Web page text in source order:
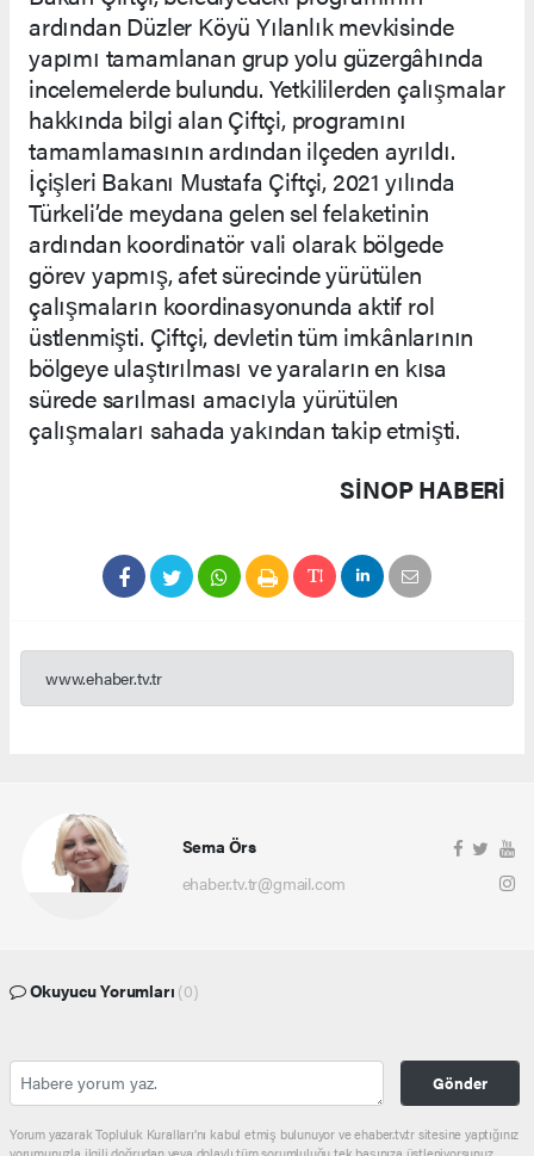
ardından Düzler Köyü Yılanlık mevkisinde
yapımı tamamlanan grup yolu güzergâhında
incelemelerde bulundu. Yetkililerden çalışmalar
hakkında bilgi alan Çiftçi, programını
tamamlamasının ardından ilçeden ayrıldı.
İçişleri Bakanı Mustafa Çiftçi, 2021 yılında
Türkeli’de meydana gelen sel felaketinin
ardından koordinatör vali olarak bölgede
görev yapmış, afet sürecinde yürütülen
çalışmaların koordinasyonunda aktif rol
üstlenmişti. Çiftçi, devletin tüm imkânlarının
bölgeye ulaştırılması ve yaraların en kısa
sürede sarılması amacıyla yürütülen
çalışmaları sahada yakından takip etmişti.
SINOP HABERİ
www.ehaber.tv.tr
Sema Örs
ehaber.tv.tr@gmail.com
Okuyucu Yorumları (0)
Gönder
Yorum yazarak Topluluk Kuralları’nı kabul etmiş bulunuyor ve ehaber.tv.tr sitesine yaptığınız